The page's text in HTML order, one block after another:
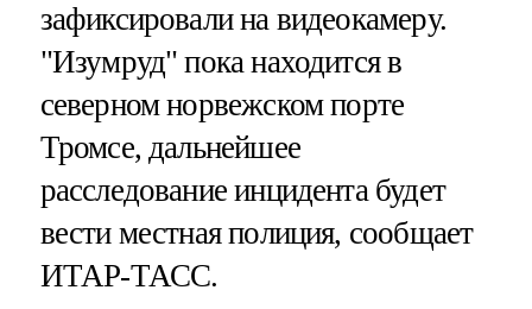
зафиксировали на видеокамеру.
"Изумруд" пока находится в
северном норвежском порте
Тромсе, дальнейшее
расследование инцидента будет
вести местная полиция, сообщает
ИТАР-ТАСС.